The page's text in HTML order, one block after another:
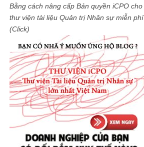
Bằng cách nâng cấp Bản quyền iCPO cho
thư viện tài liệu Quản trị Nhân sự miễn phí
(Click)